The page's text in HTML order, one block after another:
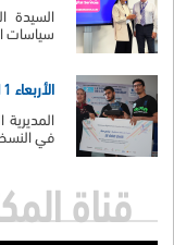
السيدة
سياسات
الأربعاء 11 يونيو 2025
في
قناة